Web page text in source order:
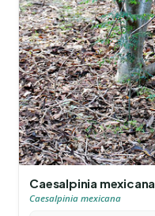
Caesalpinia mexicana
Caesalpinia mexicana